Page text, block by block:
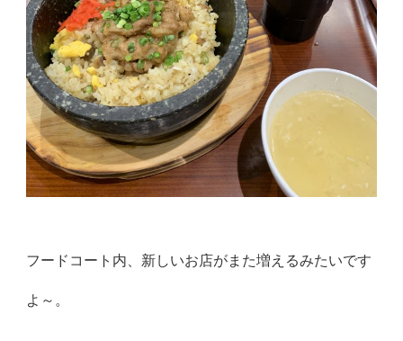
フードコート内、新しいお店がまた増えるみたいです
よ～。